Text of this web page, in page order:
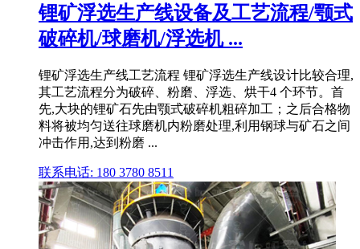
锂矿浮选生产线设备及工艺流程/颚式
破碎机/球磨机/浮选机 ...
锂矿浮选生产线工艺流程 锂矿浮选生产线设计比较合理,
其工艺流程分为破碎、粉磨、浮选、烘干4 个环节。首
先,大块的锂矿石先由颚式破碎机粗碎加工；之后合格物
料将被均匀送往球磨机内粉磨处理,利用钢球与矿石之间
冲击作用,达到粉磨 ...
联系电话: 180 3780 8511